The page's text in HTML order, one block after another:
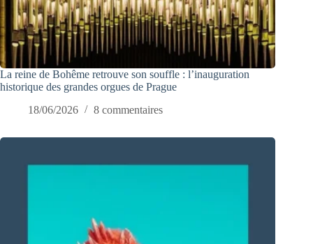
La reine de Bohême retrouve son souffle : l’inauguration
historique des grandes orgues de Prague
18/06/2026
8 commentaires